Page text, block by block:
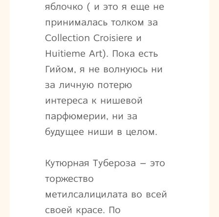
яблочко ( и это я еще не
принималась толком за
Collection Croisiere и
Huitieme Art). Пока есть
Гийом, я не волнуюсь ни
за личную потерю
интереса к нишевой
парфюмерии, ни за
будущее ниши в целом.
Кутюрная Тубероза – это
торжество
метилсалицилата во всей
своей красе. По